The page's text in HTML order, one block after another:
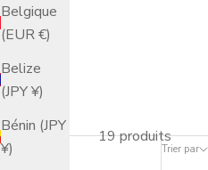
Belgique
(EUR €)
Belize
(JPY ¥)
Bénin (JPY
¥)
Trier par
19 produits